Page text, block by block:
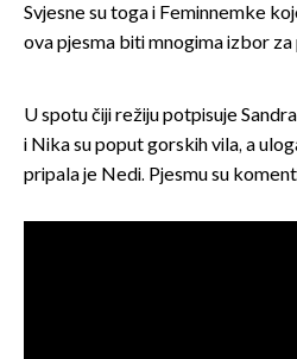
Svjesne su toga i Feminnemke
ova pjesma biti mnogima izbor za
U spotu čiji režiju potpisuje
i Nika su poput gorskih vila, a
pripala je Nedi. Pjesmu su